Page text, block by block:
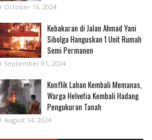
October 16, 2024
Kebakaran di Jalan Ahmad Yani
Sibolga Hanguskan 1 Unit Rumah
Semi Permanen
September 01, 2024
Konflik Lahan Kembali Memanas,
Warga Helvetia Kembali Hadang
Pengukuran Tanah
August 14, 2024